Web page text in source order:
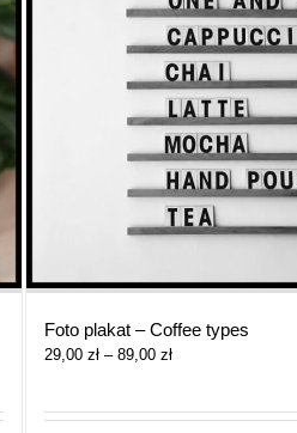
Foto plakat – Coffee types
29,00 zł – 89,00 złZakres
29,00 zł